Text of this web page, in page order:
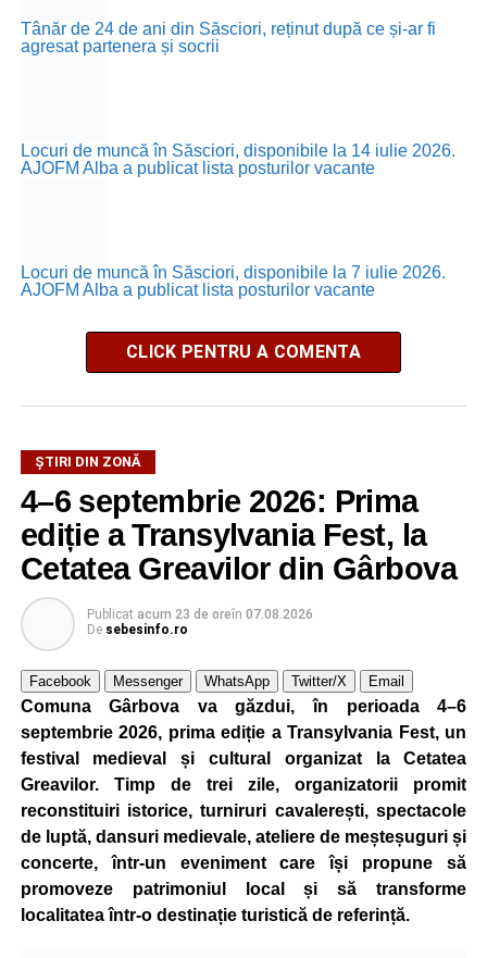
Tânăr de 24 de ani din Săsciori, reținut după ce și-ar fi
agresat partenera și socrii
Locuri de muncă în Săsciori, disponibile la 14 iulie 2026.
AJOFM Alba a publicat lista posturilor vacante
Locuri de muncă în Săsciori, disponibile la 7 iulie 2026.
AJOFM Alba a publicat lista posturilor vacante
CLICK PENTRU A COMENTA
ȘTIRI DIN ZONĂ
4–6 septembrie 2026: Prima
ediție a Transylvania Fest, la
Cetatea Greavilor din Gârbova
Publicat acum 23 de oreîn 07.08.2026
De sebesinfo.ro
Facebook Messenger WhatsApp Twitter/X Email
Comuna Gârbova va găzdui, în perioada 4–6
septembrie 2026, prima ediție a Transylvania Fest, un
festival medieval și cultural organizat la Cetatea
Greavilor. Timp de trei zile, organizatorii promit
reconstituiri istorice, turniruri cavalerești, spectacole
de luptă, dansuri medievale, ateliere de meșteșuguri și
concerte, într-un eveniment care își propune să
promoveze patrimoniul local și să transforme
localitatea într-o destinație turistică de referință.